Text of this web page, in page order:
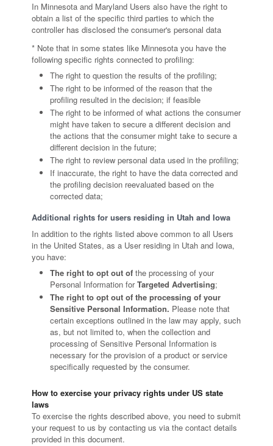
In Minnesota and Maryland Users also have the right to
obtain a list of the specific third parties to which the
controller has disclosed the consumer's personal data
* Note that in some states like Minnesota you have the
following specific rights connected to profiling:
The right to question the results of the profiling;
The right to be informed of the reason that the
profiling resulted in the decision; if feasible
The right to be informed of what actions the consumer
might have taken to secure a different decision and
the actions that the consumer might take to secure a
different decision in the future;
The right to review personal data used in the profiling;
If inaccurate, the right to have the data corrected and
the profiling decision reevaluated based on the
corrected data;
Additional rights for users residing in Utah and Iowa
In addition to the rights listed above common to all Users
in the United States, as a User residing in Utah and Iowa,
you have:
The right to opt out of the processing of your
Personal Information forTargeted Advertising;
The right to opt out of the processing of your
Sensitive Personal Information. Please note that
certain exceptions outlined in the law may apply, such
as, but not limited to, when the collection and
processing of Sensitive Personal Information is
necessary for the provision of a product or service
specifically requested by the consumer.
How to exercise your privacy rights under US state
laws
To exercise the rights described above, you need to submit
your request to us by contacting us via the contact details
provided in this document.